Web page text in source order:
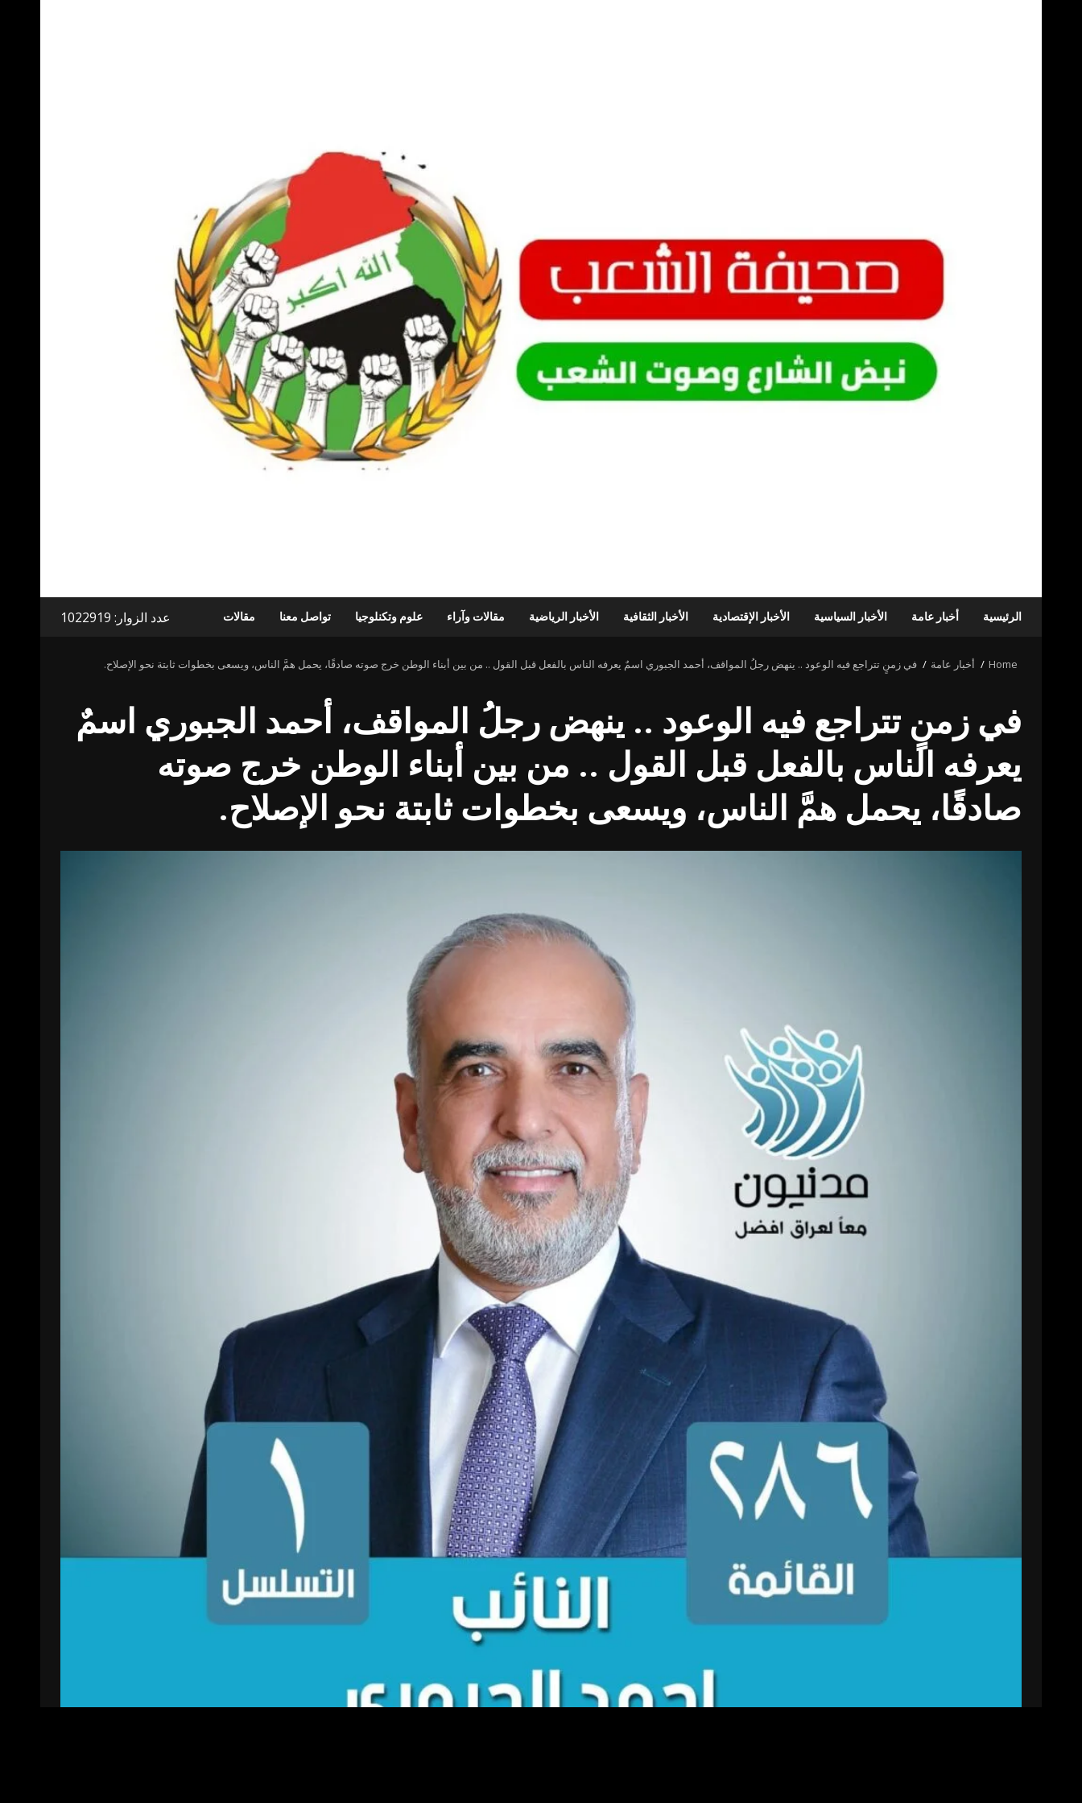
الرئيسية أخبار عامة الأخبار السياسية الأخبار الإقتصادية الأخبار الثقافية الأخبار الرياضية مقالات وآراء علوم وتكنلوجيا تواصل معنا مقالات عدد الزوار: 1022919
Home أخبار عامة في زمنٍ تتراجع فيه الوعود .. ينهض رجلُ المواقف، أحمد الجبوري اسمٌ يعرفه الناس بالفعل قبل القول .. من بين أبناء الوطن خرج صوته صادقًا، يحمل همَّ الناس، ويسعى بخطوات ثابتة نحو الإصلاح.
في زمنٍ تتراجع فيه الوعود .. ينهض رجلُ المواقف، أحمد الجبوري اسمٌ
يعرفه الناس بالفعل قبل القول .. من بين أبناء الوطن خرج صوته
صادقًا، يحمل همَّ الناس، ويسعى بخطوات ثابتة نحو الإصلاح.